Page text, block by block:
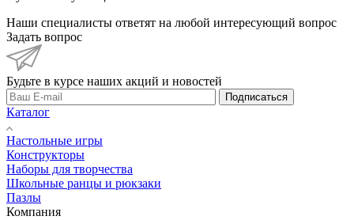
Наши специалисты ответят на любой интересующий вопрос
Задать вопрос
Будьте в курсе наших акций и новостей
Подписаться
Каталог
Настольные игры
Конструкторы
Наборы для творчества
Школьные ранцы и рюкзаки
Пазлы
Компания